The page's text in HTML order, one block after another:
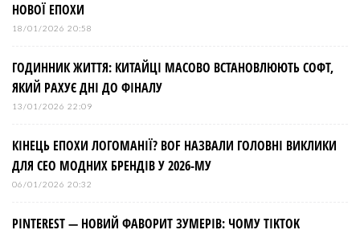
НОВОЇ ЕПОХИ
18/01/2026 20:58
ГОДИННИК ЖИТТЯ: КИТАЙЦІ МАСОВО ВСТАНОВЛЮЮТЬ СОФТ,
ЯКИЙ РАХУЄ ДНІ ДО ФІНАЛУ
13/01/2026 22:09
КІНЕЦЬ ЕПОХИ ЛОГОМАНІЇ? BOF НАЗВАЛИ ГОЛОВНІ ВИКЛИКИ
ДЛЯ СЕО МОДНИХ БРЕНДІВ У 2026-МУ
06/01/2026 20:32
PINTEREST — НОВИЙ ФАВОРИТ ЗУМЕРІВ: ЧОМУ TIKTOK